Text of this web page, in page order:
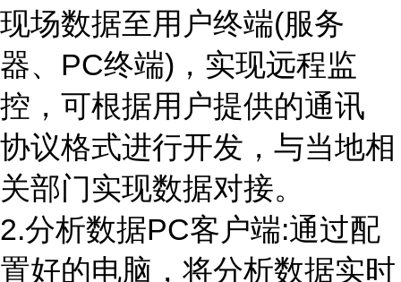
现场数据至用户终端(服务
器、 PC终端) ，实现远程监
控，可根据用户提供的通讯
协议格式进行开发，与当地相
关部门实现数据对接。
2.分析数据PC客户端:通过配
置好的电脑，将分析数据实时